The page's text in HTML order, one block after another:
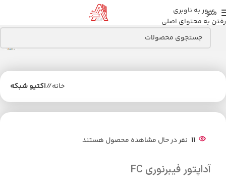
عبور به ناوبری
رفتن به محتوای اصلی
منو
خانه/ اکتیو شبکه
11 نفر در حال مشاهده محصول هستند
آداپتور فیبرنوری FC